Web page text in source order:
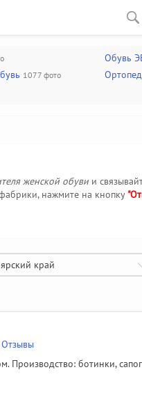
Обувь
1077 фото
женской обувии
нажмите на кнопку
край
Отзывы
Производство: ботинки,